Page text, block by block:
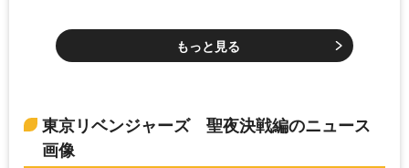
もっと見る
東京リベンジャーズ 聖夜決戦編のニュース
画像